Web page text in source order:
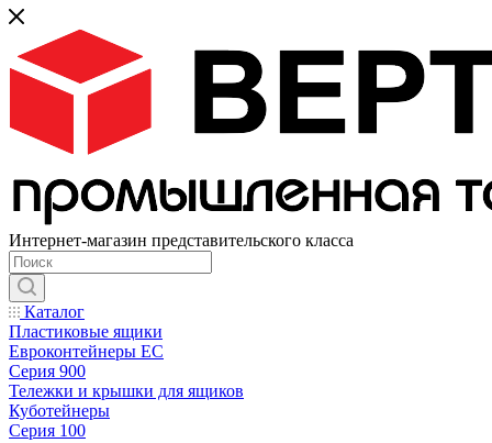
Интернет-магазин представительского класса
Каталог
Пластиковые ящики
Евроконтейнеры ЕС
Серия 900
Тележки и крышки для ящиков
Куботейнеры
Серия 100